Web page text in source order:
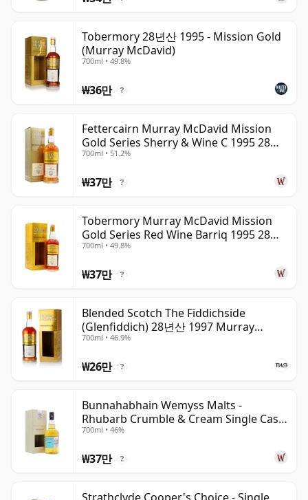
Tobermory 28년산 1995 - Mission Gold
(Murray McDavid)
700ml • 49.8%
₩36만 ?
Fettercairn Murray McDavid Mission
Gold Series Sherry & Wine C 1995 28년
산
700ml • 51.2%
₩37만 ?
Tobermory Murray McDavid Mission
Gold Series Red Wine Barriq 1995 28년
산
700ml • 49.8%
₩37만 ?
Blended Scotch The Fiddichside
(Glenfiddich) 28년산 1997 Murray
McDavid Mission Gold
700ml • 46.9%
₩26만 ?
Bunnahabhain Wemyss Malts -
Rhubarb Crumble & Cream Single Cask
1990 28년산
700ml • 46%
₩37만 ?